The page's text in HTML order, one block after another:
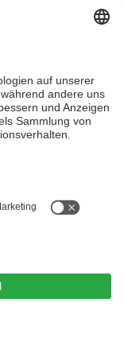
sie dabei
sie viele
im
Skifahren oder